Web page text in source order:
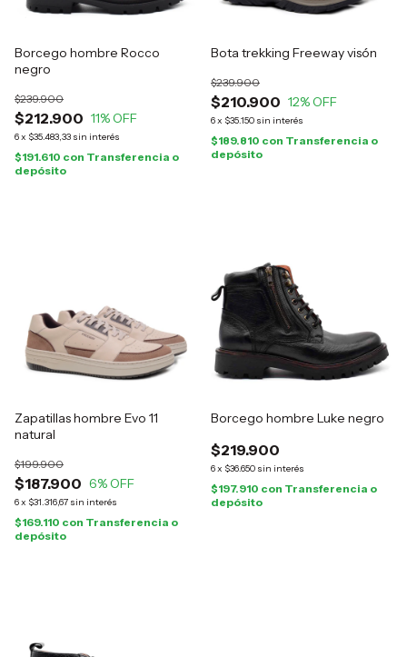
Borcego hombre Rocco
negro
$212.900
$239.900
11% OFF
6x $35.483,33 sin interés
$191.610 con Transferencia o
depósito
Bota trekking Freeway visón
$210.900
$239.900
12% OFF
6x $35.150 sin interés
$189.810 con Transferencia o
depósito
Zapatillas hombre Evo 11
natural
$187.900
$199.900
6% OFF
6x $31.316,67 sin interés
$169.110 con Transferencia o
depósito
Borcego hombre Luke negro
$219.900
6x $36.650 sin interés
$197.910 con Transferencia o
depósito